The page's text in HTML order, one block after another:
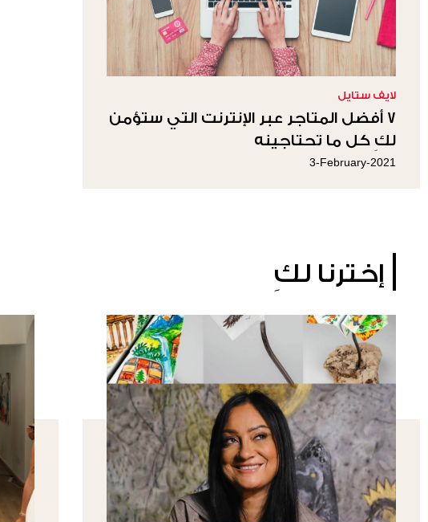
لايف ستايل
٧ أفضل المتاجر عبر الإنترنت التي ستؤمن
لكِ كل ما تحتاجينه
3-February-2021
إخترنا لكِ